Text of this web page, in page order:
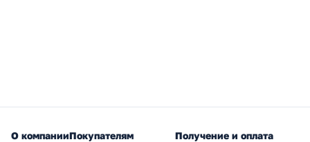
О компанииПокупателям Получение и оплата